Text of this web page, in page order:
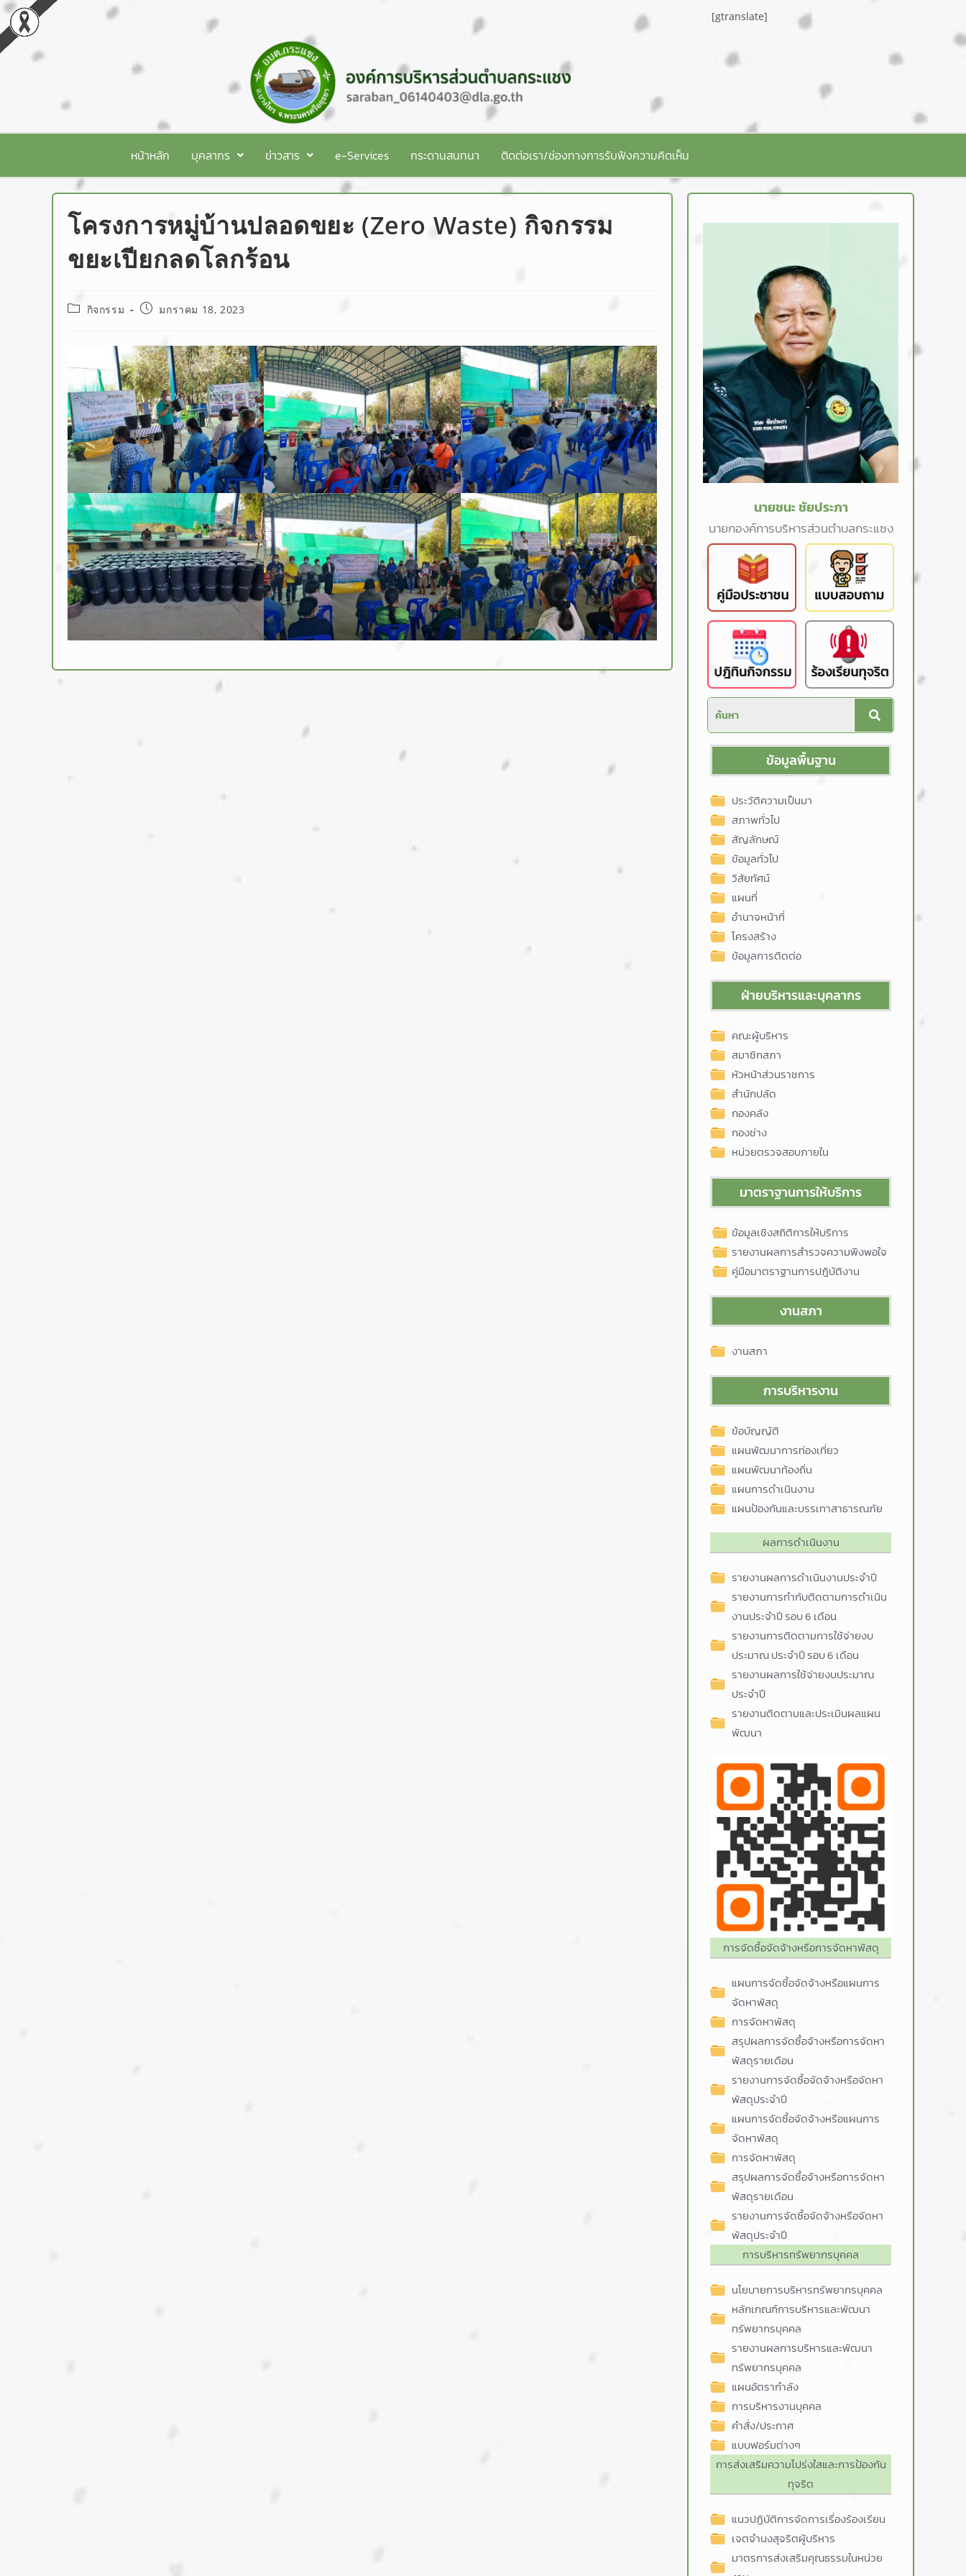
[gtranslate]
หน้าหลัก บุคลากร ข่าวสาร e-Services กระดานสนทนา ติดต่อเรา/ช่องทางการรับฟังความคิดเห็น
โครงการหมู่บ้านปลอดขยะ (Zero Waste) กิจกรรม
ขยะเปียกลดโลกร้อน
กิจกรรม มกราคม 18, 2023
นายชนะ ชัยประภา
นายกองค์การบริหารส่วนตำบลกระแซง
ข้อมูลพื้นฐาน
ประวัติความเป็นมา
สภาพทั่วไป
สัญลักษณ์
ข้อมูลทั่วไป
วิสัยทัศน์
แผนที่
อำนาจหน้าที่
โครงสร้าง
ข้อมูลการติดต่อ
ฝ่ายบริหารและบุคลากร
คณะผู้บริหาร
สมาชิกสภา
หัวหน้าส่วนราชการ
สำนักปลัด
กองคลัง
กองช่าง
หน่วยตรวจสอบภายใน
มาตราฐานการให้บริการ
ข้อมูลเชิงสถิติการให้บริการ
รายงานผลการสำรวจความพึงพอใจ
คู่มือมาตราฐานการปฎิบัติงาน
งานสภา
งานสภา
การบริหารงาน
ข้อบัญญัติ
แผนพัฒนาการท่องเที่ยว
แผนพัฒนาท้องถิ่น
แผนการดำเนินงาน
แผนป้องกันและบรรเทาสาธารณภัย
ผลการดำเนินงาน
รายงานผลการดำเนินงานประจำปี
รายงานการกำกับติดตามการดำเนิน
งานประจำปี รอบ 6 เดือน
รายงานการติดตามการใช้จ่ายงบ
ประมาณ ประจำปี รอบ 6 เดือน
รายงานผลการใช้จ่ายงบประมาณ
ประจำปี
รายงานติดตามและประเมินผลแผน
พัฒนา
การจัดซื้อจัดจ้างหรือการจัดหาพัสดุ
แผนการจัดซื้อจัดจ้างหรือแผนการ
จัดหาพัสดุ
การจัดหาพัสดุ
สรุปผลการจัดซื้อจ้างหรือการจัดหา
พัสดุรายเดือน
รายงานการจัดซื้อจัดจ้างหรือจัดหา
พัสดุประจำปี
แผนการจัดซื้อจัดจ้างหรือแผนการ
จัดหาพัสดุ
การจัดหาพัสดุ
สรุปผลการจัดซื้อจ้างหรือการจัดหา
พัสดุรายเดือน
รายงานการจัดซื้อจัดจ้างหรือจัดหา
พัสดุประจำปี
การบริหารทรัพยากรบุคคล
นโยบายการบริหารทรัพยากรบุคคล
หลักเกณฑ์การบริหารและพัฒนา
ทรัพยากรบุคคล
รายงานผลการบริหารและพัฒนา
ทรัพยากรบุคคล
แผนอัตรากำลัง
การบริหารงานบุคคล
คำสั่ง/ประกาศ
แบบฟอร์มต่างๆ
การส่งเสริมความโปร่งใสและการป้องกัน
ทุจริต
แนวปฏิบัติการจัดการเรื่องร้องเรียน
เจตจำนงสุจริตผู้บริหาร
มาตรการส่งเสริมคุณธรรมในหน่วย